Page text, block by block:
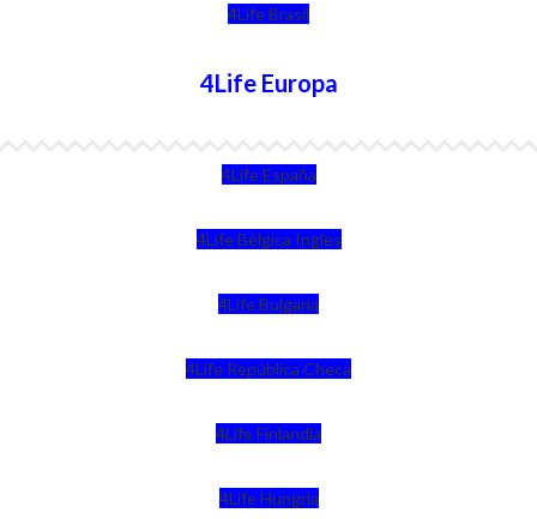
4Life Brasil
4Life Europa
4Life España
4Life Bélgica Ingles
4Life Bulgaria
4Life República Checa
4Life Finlandia
4Life Hungria